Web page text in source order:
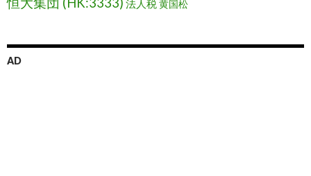
法人税黄国松
AD